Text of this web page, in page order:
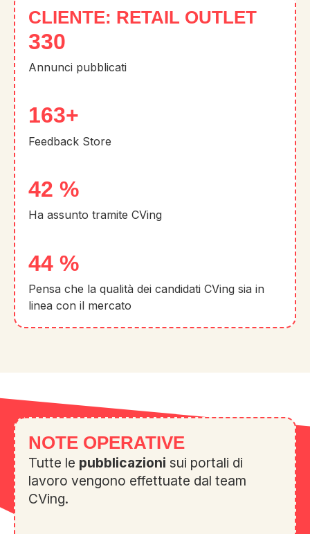
CLIENTE: RETAIL OUTLET
450
Annunci pubblicati
225+
Feedback Store
59 %
Ha assunto tramite CVing
61 %
Pensa che la qualità dei candidati CVing sia in
linea con il mercato
NOTE OPERATIVE
Tutte le pubblicazioni sui portali di
lavoro vengono effettuate dal team
CVing.